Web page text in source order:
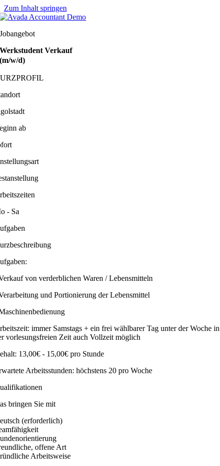
Zum Inhalt springen
Jobangebot
Werkstudent Verkauf
(m/w/d)
ab
- Sa
von verderblichen Waren / Lebensmitteln
und Portionierung der Lebensmittel
immer Samstags + ein frei wählbarer Tag unter der Woche in
vorlesungsfreien Zeit auch Vollzeit möglich
13,00€ - 15,00€ pro Stunde
Arbeitsstunden: höchstens 20 pro Woche
bringen Sie mit
(erforderlich)
offene Art
Arbeitsweise